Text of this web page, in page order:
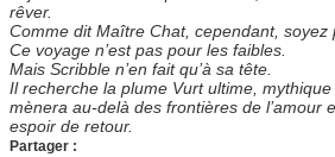
rêver.
Comme dit Maître Chat, cependant, soyez
Ce voyage n’est pas pour les faibles.
Mais Scribble n’en fait qu’à sa tête.
Il recherche la plume Vurt ultime,
mènera au-delà des frontières de l’amour
espoir de retour.
Partager :